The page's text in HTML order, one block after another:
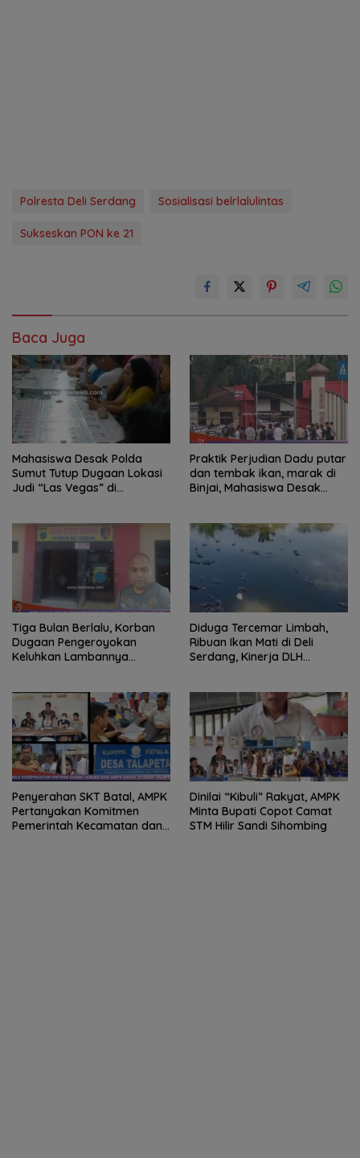
Polresta Deli Serdang Sosialisasi belrlalulintas
Sukseskan PON ke 21
Baca Juga
Mahasiswa Desak Polda
Sumut Tutup Dugaan Lokasi
Judi “Las Vegas” di
Praktik Perjudian Dadu putar
dan tembak ikan, marak di
Binjai, Mahasiswa Desak
Tiga Bulan Berlalu, Korban
Dugaan Pengeroyokan
Keluhkan Lambannya
Diduga Tercemar Limbah,
Ribuan Ikan Mati di Deli
Serdang, Kinerja DLH
Penyerahan SKT Batal, AMPK
Pertanyakan Komitmen
Pemerintah Kecamatan dan
Dinilai “Kibuli” Rakyat, AMPK
Minta Bupati Copot Camat
STM Hilir Sandi Sihombing